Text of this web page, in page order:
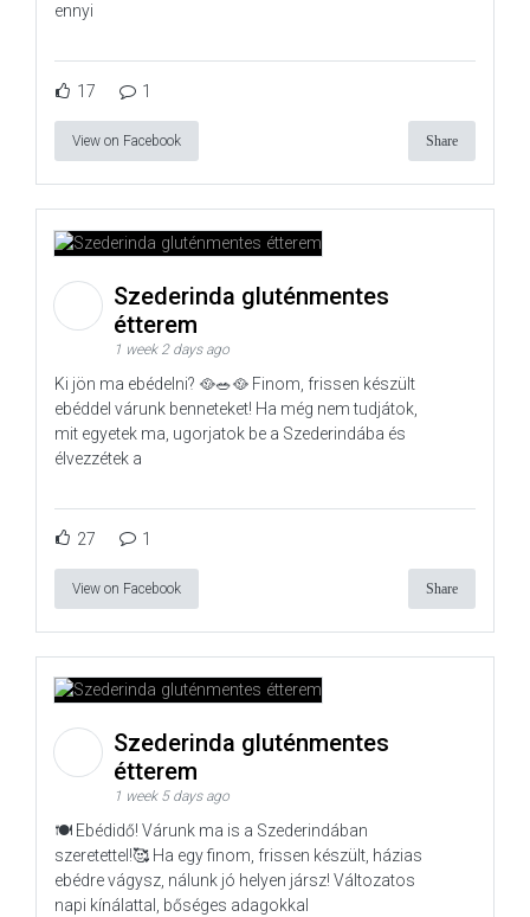
ennyi
17 1
View on Facebook Share
Szederinda gluténmentes
étterem
1 week 2 days ago
Ki jön ma ebédelni? 🥘🥗🥘 Finom, frissen készült
ebéddel várunk benneteket! Ha még nem tudjátok,
mit egyetek ma, ugorjatok be a Szederindába és
élvezzétek a
27 1
View on Facebook Share
Szederinda gluténmentes
étterem
1 week 5 days ago
🍽️ Ebédidő! Várunk ma is a Szederindában
szeretettel!🥰 Ha egy finom, frissen készült, házias
ebédre vágysz, nálunk jó helyen jársz! Változatos
napi kínálattal, bőséges adagokkal